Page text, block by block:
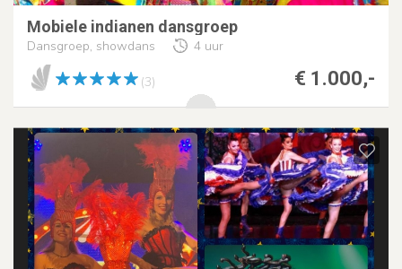
Mobiele indianen dansgroep
Dansgroep, showdans 4 uur
€ 1.000,-
(3)